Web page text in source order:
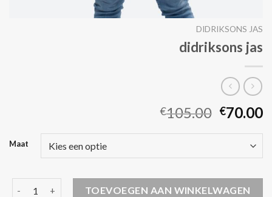
DIDRIKSONS JAS
didriksons jas
€105.00 €70.00
Maat
didriksons jas aantalTOEVOEGEN AAN WINKELWAGEN